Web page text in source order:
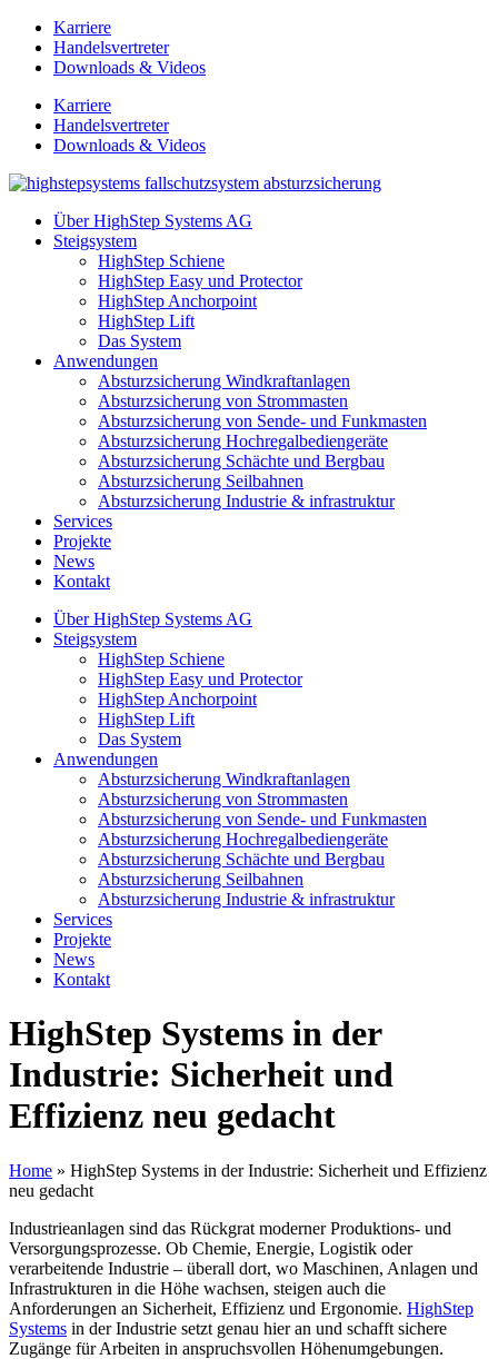
Zum
Inhalt
springen
Karriere
Handelsvertreter
Downloads & Videos
Karriere
Handelsvertreter
Downloads & Videos
Über HighStep Systems AG
Steigsystem
HighStep Schiene
HighStep Easy und Protector
HighStep Anchorpoint
HighStep Lift
Das System
Anwendungen
Absturzsicherung Windkraftanlagen
Absturzsicherung von Strommasten
Absturzsicherung von Sende- und Funkmasten
Absturzsicherung Hochregalbediengeräte
Absturzsicherung Schächte und Bergbau
Absturzsicherung Seilbahnen
Absturzsicherung Industrie & infrastruktur
Services
Projekte
News
Kontakt
Über HighStep Systems AG
Steigsystem
HighStep Schiene
HighStep Easy und Protector
HighStep Anchorpoint
HighStep Lift
Das System
Anwendungen
Absturzsicherung Windkraftanlagen
Absturzsicherung von Strommasten
Absturzsicherung von Sende- und Funkmasten
Absturzsicherung Hochregalbediengeräte
Absturzsicherung Schächte und Bergbau
Absturzsicherung Seilbahnen
Absturzsicherung Industrie & infrastruktur
Services
Projekte
News
Kontakt
HighStep Systems in der
Industrie: Sicherheit und
Effizienz neu gedacht
Home » HighStep Systems in der Industrie: Sicherheit und Effizienz
neu gedacht
Industrieanlagen sind das Rückgrat moderner Produktions- und
Versorgungsprozesse. Ob Chemie, Energie, Logistik oder
verarbeitende Industrie – überall dort, wo Maschinen, Anlagen und
Infrastrukturen in die Höhe wachsen, steigen auch die
Anforderungen an Sicherheit, Effizienz und Ergonomie. HighStep
Systems in der Industrie setzt genau hier an und schafft sichere
Zugänge für Arbeiten in anspruchsvollen Höhenumgebungen.